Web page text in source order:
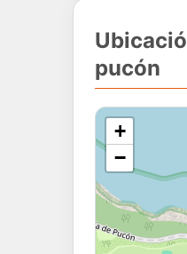
pucón
+
−